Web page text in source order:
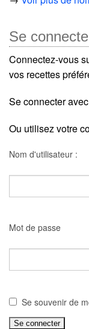
Se
Connectez-vous
vos recettes
Se connecter
Ou utilisez votre
Nom d'utilisateur :
Mot de passe
Se souvenir de